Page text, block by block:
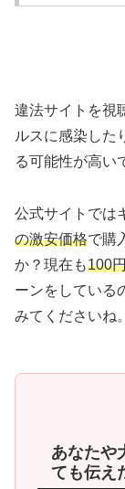
違法サイトを視
ルスに感染した
る可能性が高い
公式サイトでは
の激安価格で購
か？現在も100
ーンをしている
みてくださいね。
あなたや
ても伝え